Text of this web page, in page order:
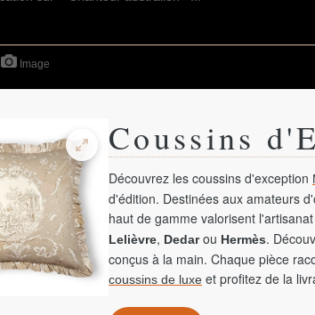
Image
Coussins
Découvrez les coussins d'exception
d'édition. Destinées aux amateurs
haut de gamme valorisent
Lelièvre, Dedarou Hermès.
conçus à la main. Chaque pièce
coussins de luxe et profitez de la